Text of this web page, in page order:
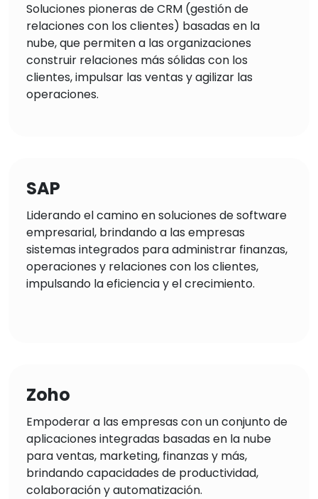
Soluciones pioneras de CRM (gestión de
relaciones con los clientes) basadas en la
nube, que permiten a las organizaciones
construir relaciones más sólidas con los
clientes, impulsar las ventas y agilizar las
operaciones.
SAP
Liderando el camino en soluciones de software
empresarial, brindando a las empresas
sistemas integrados para administrar finanzas,
operaciones y relaciones con los clientes,
impulsando la eficiencia y el crecimiento.
Zoho
Empoderar a las empresas con un conjunto de
aplicaciones integradas basadas en la nube
para ventas, marketing, finanzas y más,
brindando capacidades de productividad,
colaboración y automatización.